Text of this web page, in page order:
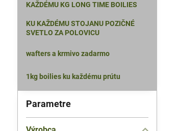
Parametre
KAŽDÉMU KG LONG TIME BOILIES
KU KAŽDÉMU STOJANU POZIČNÉ
SVETLO ZA POLOVICU
wafters a krmivo zadarmo
1kg boilies ku každému prútu